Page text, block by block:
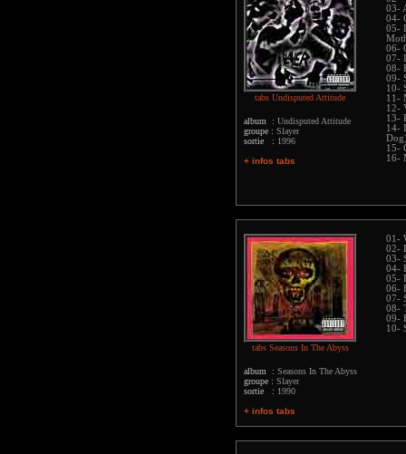
tabs Undisputed Attitude
album : Undisputed Attitude
groupe : Slayer
sortie : 1996
+ infos tabs
03-
04-
05-
06-
07-
08-
09-
10-
11-
12-
13-
14-
15-
16-
tabs Seasons In The Abyss
album : Seasons In The Abyss
groupe : Slayer
sortie : 1990
+ infos tabs
01-
02-
03-
04-
05-
06-
07-
08-
09-
10-